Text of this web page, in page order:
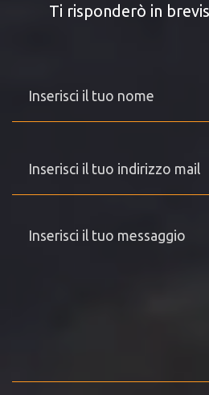
Ti risponderò in